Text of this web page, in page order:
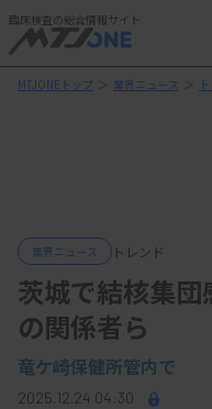
臨床検査の総合情報サイト
MTJONEトップ ＞ 業界ニュース ＞
業界ニュース トレンド
茨城で結核集
の関係者ら
竜ケ崎保健所管内で
2025.12.24 04:30